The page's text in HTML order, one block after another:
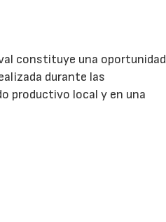
constituye una oportunidad
durante las
productivo local y en una